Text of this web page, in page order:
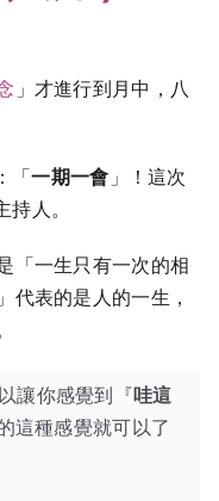
」才進行到月中，八
「一期一會」！這次
人。
「一生只有一次的相
代表的是人的一生，
讓你感覺到『哇這
這種感覺就可以了